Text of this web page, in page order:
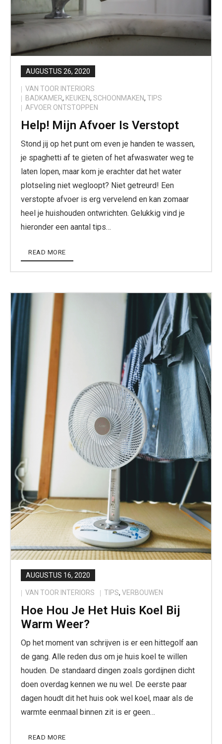
AUGUSTUS 26, 2020
VAN TOOR INTERIORS
BADKAMER, KEUKEN, SCHOONMAKEN, TIPS
AFVOER ONTSTOPPEN
Help! Mijn Afvoer Is Verstopt
Stond jij op het punt om even je handen te wassen,
je spaghetti af te gieten of het afwaswater weg te
laten lopen, maar kom je erachter dat het water
plotseling niet wegloopt? Niet getreurd! Een
verstopte afvoer is erg vervelend en kan zomaar
heel je huishouden ontwrichten. Gelukkig vind je
hieronder een aantal tips…
READ MORE
AUGUSTUS 16, 2020
VAN TOOR INTERIORS TIPS, VERBOUWEN
Hoe Hou Je Het Huis Koel Bij
Warm Weer?
Op het moment van schrijven is er een hittegolf aan
de gang. Alle reden dus om je huis koel te willen
houden. De standaard dingen zoals gordijnen dicht
doen overdag kennen we nu wel. De eerste paar
dagen houdt dit het huis ook wel koel, maar als de
warmte eenmaal binnen zit is er geen…
READ MORE